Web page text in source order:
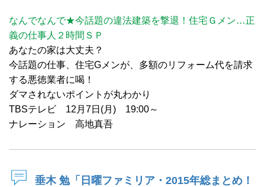
なんでなんで★今話題の違法建築を撃退！住宅Ｇメン…正
義の仕事人２時間ＳＰ
あなたの家は大丈夫？
今話題の仕事、住宅Gメンが、多額のリフォーム代を請求
する悪徳業者に喝！
ダマされないポイントが丸わかり
TBSテレビ 12月7日(月) 19:00～
ナレーション 高地真吾
垂木 勉「日曜ファミリア・2015年総まとめ！